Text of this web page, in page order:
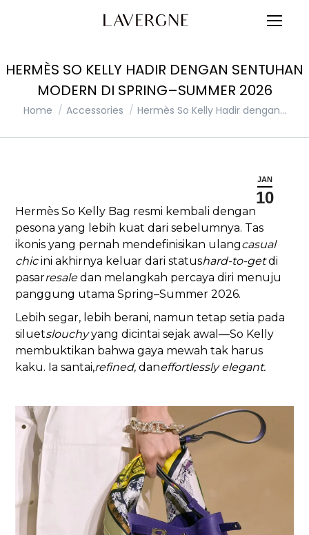
HERMÈS SO KELLY HADIR DENGAN SENTUHAN
MODERN DI SPRING–SUMMER 2026
You are here:
Home Accessories Hermès So Kelly Hadir dengan…
JAN
10
Hermès So Kelly Bag resmi kembali dengan
pesona yang lebih kuat dari sebelumnya. Tas
ikonis yang pernah mendefinisikan ulangcasual
chicini akhirnya keluar dari statushard-to-getdi
pasarresaledan melangkah percaya diri menuju
panggung utama Spring–Summer 2026.
Lebih segar, lebih berani, namun tetap setia pada
siluetslouchyyang dicintai sejak awal—So Kelly
membuktikan bahwa gaya mewah tak harus
kaku. Ia santai,refined, daneffortlessly elegant.